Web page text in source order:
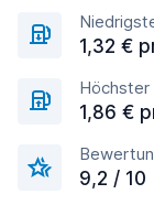
1,32 €
Höchster
1,86 €
9,2 / 10